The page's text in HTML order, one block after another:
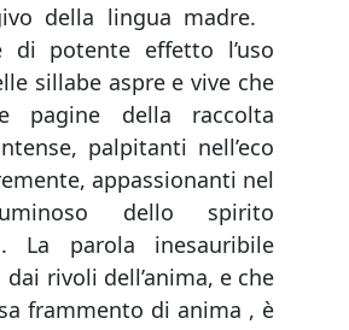
della lingua madre.
di potente effetto l’uso
sillabe aspre e vive che
pagine della raccolta
palpitanti nell’eco
appassionanti nel
dello spirito
La parola inesauribile
rivoli dell’anima, e che
frammento di anima , è